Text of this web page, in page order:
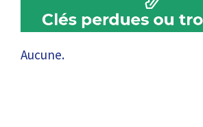
Aucune.